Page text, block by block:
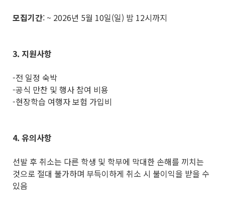
모집기간: ~ 2026년 5월 10일(일) 밤 12시까지
3. 지원사항
-전 일정 숙박
-공식 만찬 및 행사 참여 비용
-현장학습 여행자 보험 가입비
4. 유의사항
선발 후 취소는 다른 학생 및 학부에 막대한 손해를 끼치는
것으로 절대 불가하며 부득이하게 취소 시 불이익을 받을 수
있음